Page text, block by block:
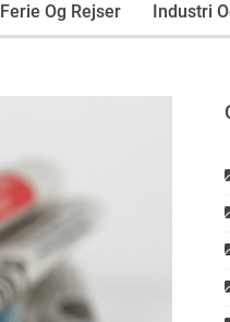
Ferie Og Rejser Industri